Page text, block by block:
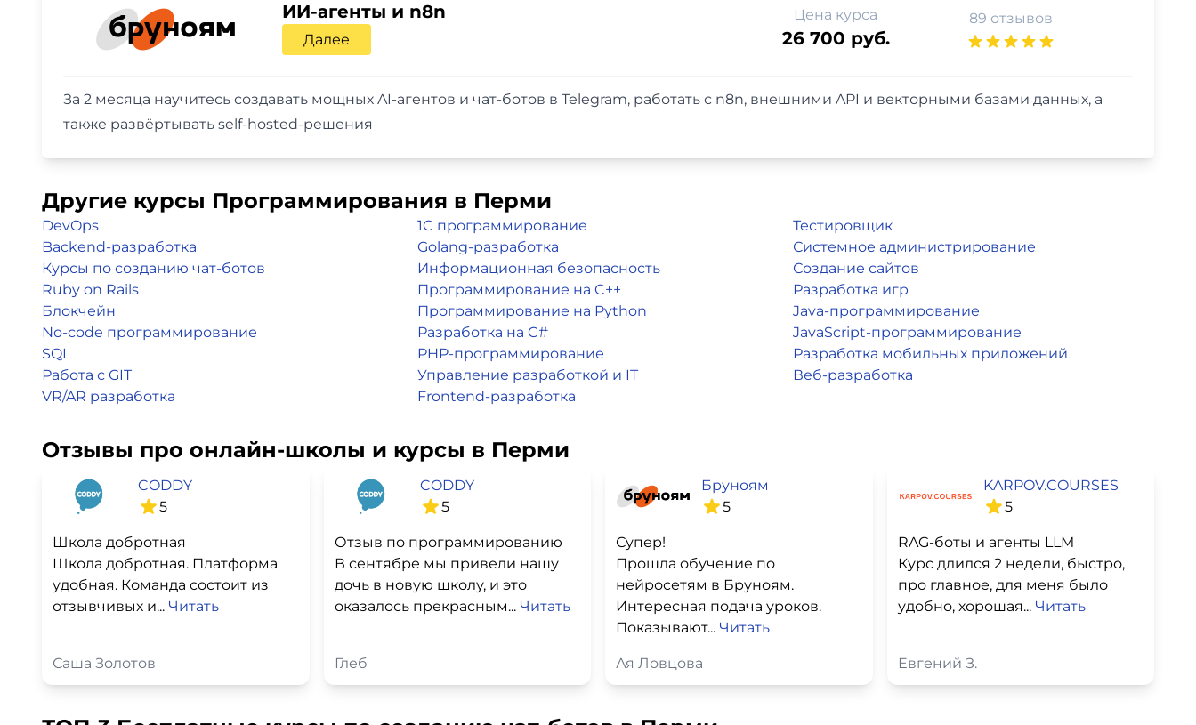
ИИ-агенты и n8n
Далее
Цена курса
26 700 руб.
89 отзывов
За 2 месяца научитесь создавать мощных AI-агентов и чат-ботов в Telegram, работать с n8n, внешними API и векторными базами данных, а
также развёртывать self-hosted-решения
Другие курсы Программирования в Перми
DevOps
Backend-разработка
Курсы по созданию чат-ботов
Ruby on Rails
Блокчейн
No-code программирование
SQL
Работа с GIT
VR/AR разработка
1C программирование
Golang-разработка
Информационная безопасность
Программирование на C++
Программирование на Python
Разработка на C#
PHP-программирование
Управление разработкой и IT
Frontend-разработка
Тестировщик
Системное администрирование
Создание сайтов
Разработка игр
Java-программирование
JavaScript-программирование
Разработка мобильных приложений
Веб-разработка
Отзывы про онлайн-школы и курсы в Перми
CODDY
5
Школа добротная
Школа добротная. Платформа
удобная. Команда состоит из
отзывчивых и... Читать
Саша Золотов
CODDY
5
Отзыв по программированию
В сентябре мы привели нашу
дочь в новую школу, и это
оказалось прекрасным... Читать
Глеб
Бруноям
5
Супер!
Прошла обучение по
нейросетям в Бруноям.
Интересная подача уроков.
Показывают... Читать
Ая Ловцова
KARPOV.COURSES
5
RAG-боты и агенты LLM
Курс длился 2 недели, быстро,
про главное, для меня было
удобно, хорошая... Читать
Евгений З.